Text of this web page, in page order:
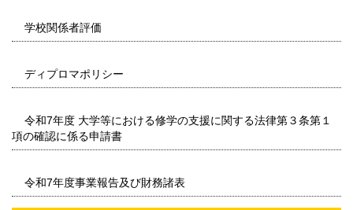
学校関係者評価
ディプロマポリシー
令和7年度 大学等における修学の支援に関する法律第３条第１
項の確認に係る申請書
令和7年度事業報告及び財務諸表